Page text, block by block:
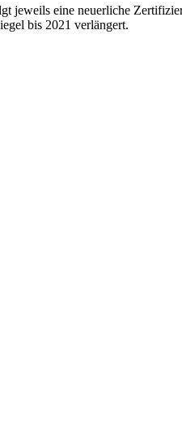
jeweils eine neuerliche
bis 2021 verlängert.